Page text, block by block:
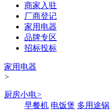
商家入驻
厂商登记
家用电器
品牌专区
招标投标
家用电器
>
厨房小电>
早餐机 电饭煲 多用途锅